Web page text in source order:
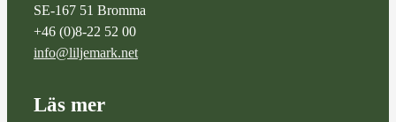
SE-167 51 Bromma
+46 (0)8-22 52 00
info@liljemark.net
Läs mer